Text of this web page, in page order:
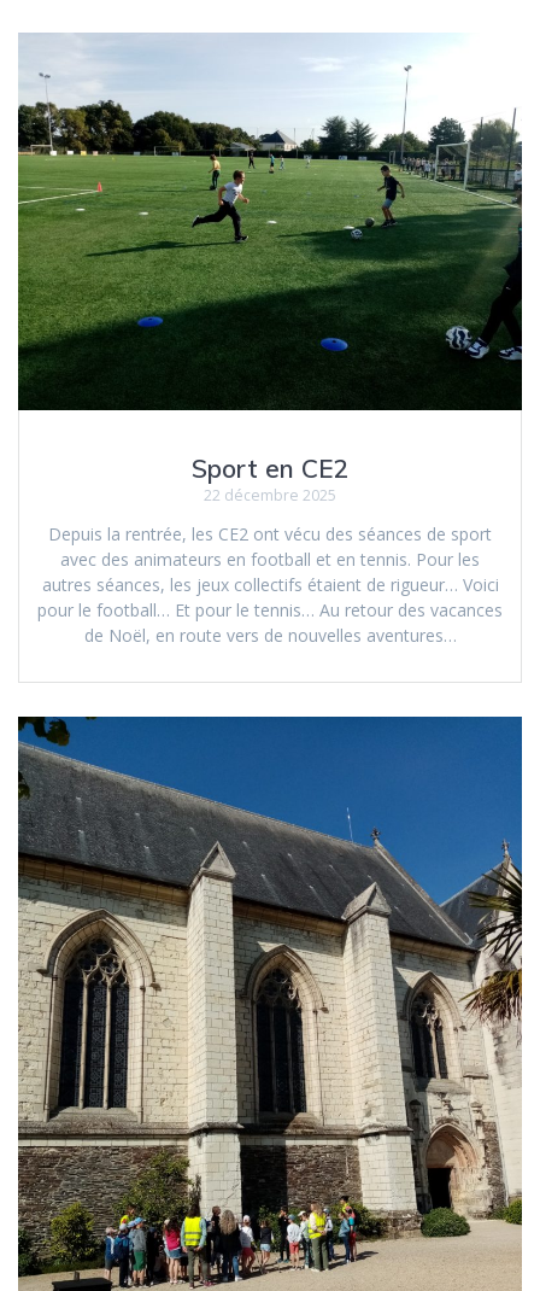
Sport en CE2
22 décembre 2025
Depuis la rentrée, les CE2 ont vécu des séances de sport
avec des animateurs en football et en tennis. Pour les
autres séances, les jeux collectifs étaient de rigueur… Voici
pour le football… Et pour le tennis… Au retour des vacances
de Noël, en route vers de nouvelles aventures…